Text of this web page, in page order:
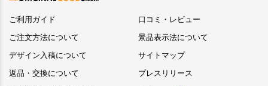
ご利用ガイド
ご注文方法について
デザイン入稿について
返品・交換について
口コミ・レビュー
景品表示法について
サイトマップ
プレスリリース